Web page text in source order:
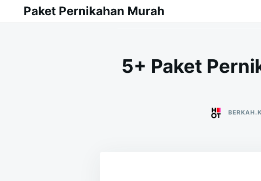
Search
Paket Pernikahan Murah
5+ Paket